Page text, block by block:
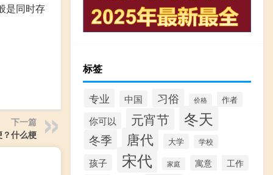
是同时存
下一篇
什么梗
标签
专业 中国 习俗 价格 作者
你可以 元宵节 冬天
冬季 唐代 大学 学校
孩子 宋代 家庭 寓意
工作